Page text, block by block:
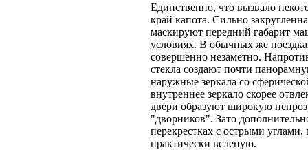
Единственно, что вызвало
край капота. Сильно
маскируют передний габарит
условиях. В обычных же
совершенно незаметно.
стекла создают почти
наружные зеркала со
внутреннее зеркало скорее
двери образуют широкую
"дворников". Зато
перекрестках с острыми
практически вслепую.